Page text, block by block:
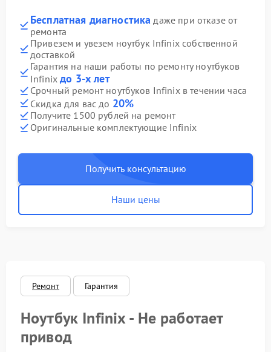
Бесплатная диагностика даже при отказе от
ремонта
Привезем и увезем ноутбук Infinix собственной
доставкой
Гарантия на наши работы по ремонту ноутбуков
Infinixдо 3-х лет
Срочный ремонт ноутбуков Infinix в течении часа
Скидка для вас до 20%
Получите 1500 рублей на ремонт
Оригинальные комплектующие Infinix
Получить консультацию
Наши цены
Ремонт Гарантия
Ноутбук Infinix - Не работает
привод